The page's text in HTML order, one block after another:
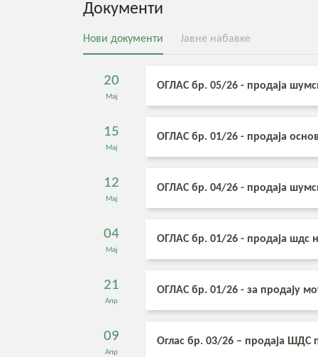
Документи
Нови документи Јавне набавке
20
Мај
ОГЛАС бр. 05/26 - продаја
15
Мај
ОГЛАС бр. 01/26 - продаја
12
Мај
ОГЛАС бр. 04/26 - продаја
04
Мај
ОГЛАС бр. 01/26 - продаја шдс
21
Апр
ОГЛАС бр. 01/26 - за продају
09
Апр
Оглас бр. 03/26 – продаја ШДС